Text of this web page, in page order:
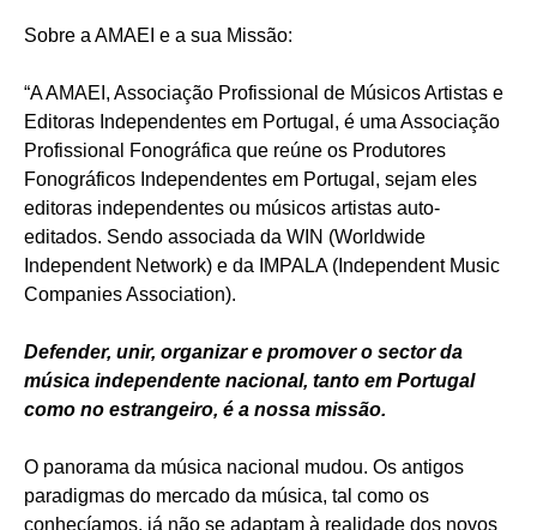
Sobre a AMAEI e a sua Missão:
“A AMAEI, Associação Profissional de Músicos Artistas e
Editoras Independentes em Portugal, é uma Associação
Profissional Fonográfica que reúne os Produtores
Fonográficos Independentes em Portugal, sejam eles
editoras independentes ou músicos artistas auto-
editados. Sendo associada da WIN (Worldwide
Independent Network) e da IMPALA (Independent Music
Companies Association).
Defender, unir, organizar e promover o sector da
música independente nacional, tanto em Portugal
como no estrangeiro, é a nossa missão.
O panorama da música nacional mudou. Os antigos
paradigmas do mercado da música, tal como os
conhecíamos, já não se adaptam à realidade dos novos